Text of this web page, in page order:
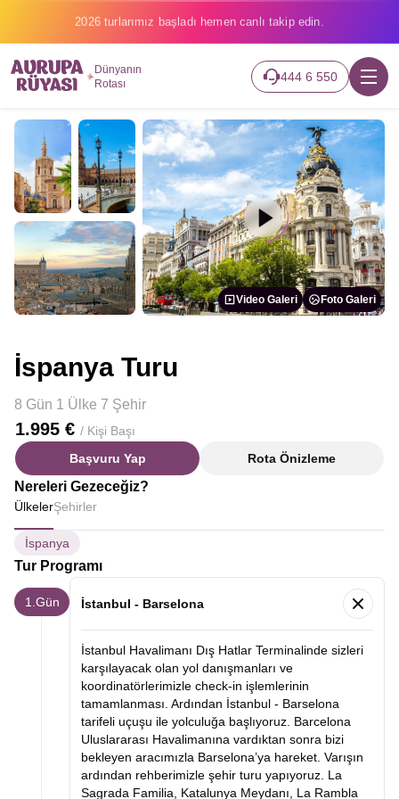
2026 turlarımız başladı hemen canlı takip edin.
Dünyanın
Rotası
444 6 550
Video Galeri Foto Galeri
İspanya Turu
8 Gün 1 Ülke 7 Şehir
1.995 € / Kişi Başı
Başvuru Yap
Rota Önizleme
Nereleri Gezeceğiz?
ÜlkelerŞehirler
İspanya
Tur Programı
1.Gün İstanbul - Barselona
İstanbul Havalimanı Dış Hatlar Terminalinde sizleri
karşılayacak olan yol danışmanları ve
koordinatörlerimizle check-in işlemlerinin
tamamlanması. Ardından İstanbul - Barselona
tarifeli uçuşu ile yolculuğa başlıyoruz. Barcelona
Uluslararası Havalimanına vardıktan sonra bizi
bekleyen aracımızla Barselona’ya hareket. Varışın
ardından rehberimizle şehir turu yapıyoruz. La
Sagrada Familia, Katalunya Meydanı, La Rambla